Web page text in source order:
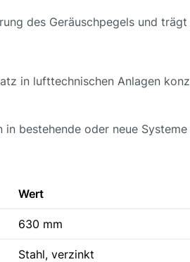
des Geräuschpegels und
in lufttechnischen Anlagen
bestehende oder neue
Wert
630 mm
Stahl, verzinkt